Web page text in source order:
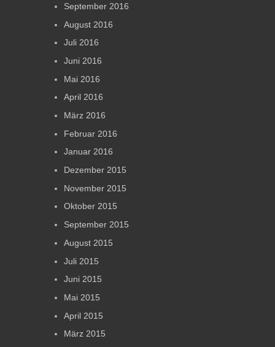
September 2016
August 2016
Juli 2016
Juni 2016
Mai 2016
April 2016
März 2016
Februar 2016
Januar 2016
Dezember 2015
November 2015
Oktober 2015
September 2015
August 2015
Juli 2015
Juni 2015
Mai 2015
April 2015
März 2015